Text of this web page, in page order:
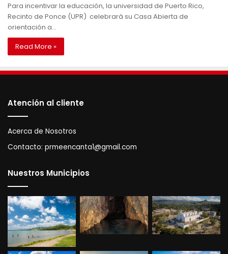
Para incentivar la educación, la universidad de Puerto Rico,
Recinto de Ponce (UPR) celebrará su Casa Abierta de
orientación a…
Read More »
Atención al cliente
Acerca de Nosotros
Contacto: prmeencanta1@gmail.com
Nuestros Municipios